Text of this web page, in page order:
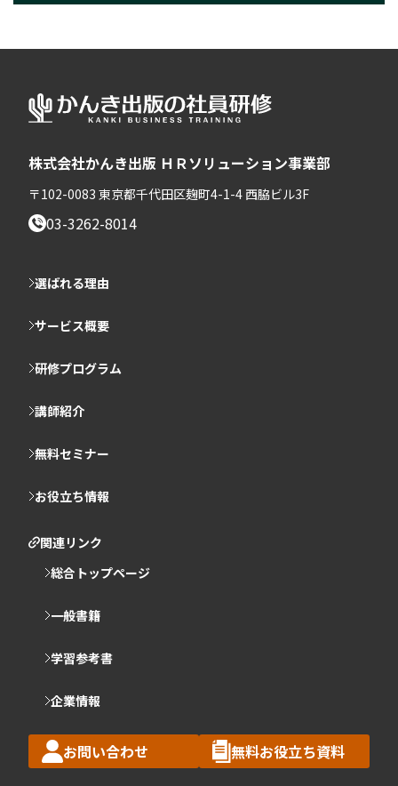
株式会社かんき出版 ＨＲソリューション事業部
〒102-0083 東京都千代田区麹町4-1-4 西脇ビル3F
03-3262-8014
選ばれる理由
サービス概要
研修プログラム
講師紹介
無料セミナー
お役立ち情報
関連リンク
総合トップページ
一般書籍
学習参考書
企業情報
お問い合わせ 無料お役立ち資料